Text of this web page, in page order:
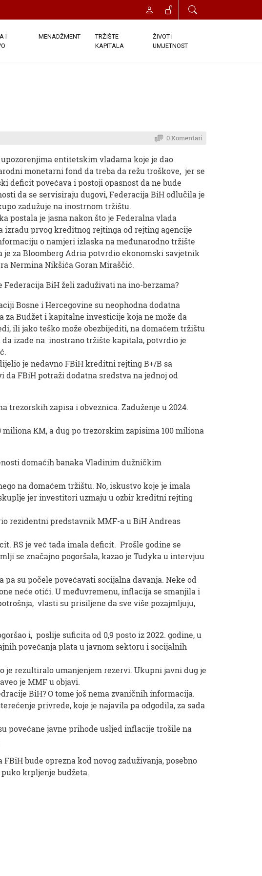
I
MENADŽMENT
TRŽIŠTE
KAPITALA
ŽIVOT I
UMJETNOST
0 Komentari
entitetskim vladama koje je dao
monetarni fond da treba da režu troškove, jer se
deficit povećava i postoji opasnost da ne bude
da se servisiraju dugovi, Federacija BiH odlučila je
zadužuje na inostrnom tržištu.
postala je jasna nakon što je Federalna vlada
izradu prvog kreditnog rejtinga od rejting agencije
o namjeri izlaska na međunarodno tržište
je za Bloomberg Adria potvrdio ekonomski savjetnik
Nermina Nikšića Goran Miraščić.
Federacija BiH želi zaduživati na ino-berzama?
Bosne i Hercegovine su neophodna dodatna
za Budžet i kapitalne investicije koja ne može da
ili jako teško može obezbijediti, na domaćem tržištu
da izađe na inostrano tržište kapitala, potvrdio je
je nedavno FBiH kreditni rejting B+/B sa
FBiH potraži dodatna sredstva na jednoj od
trezorskih zapisa i obveznica. Zaduženje u 2024.
KM, a dug po trezorskim zapisima 100 miliona
domaćih banaka Vladinim dužničkim
na domaćem tržištu. No, iskustvo koje je imala
jer investitori uzmaju u ozbir kreditni rejting
rezidentni predstavnik MMF-a u BiH Andreas
RS je već tada imala deficit. Prošle godine se
se značajno pogoršala, kazao je Tudyka u intervjuu
su počele povećavati socijalna davanja. Neke od
neće otići. U međuvremenu, inflacija se smanjila i
vlasti su prisiljene da sve više pozajmljuju,
i, poslije suficita od 0,9 posto iz 2022. godine, u
povećanja plata u javnom sektoru i socijalnih
rezultiralo umanjenjem rezervi. Ukupni javni dug je
je MMF u objavi.
BiH? O tome još nema zvaničnih informacija.
privrede, koje je najavila pa odgodila, za sada
povećane javne prihode usljed inflacije trošile na
bude oprezna kod novog zaduživanja, posebno
krpljenje budžeta.